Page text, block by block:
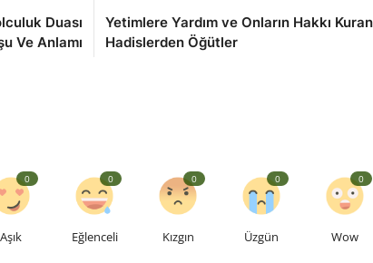
Duası
Ve Anlamı
Yetimlere Yardım ve Onların Hakkı
Hadislerden Öğütler
Aşık
0
Eğlenceli
0
Kızgın
0
Üzgün
0
Wow
0